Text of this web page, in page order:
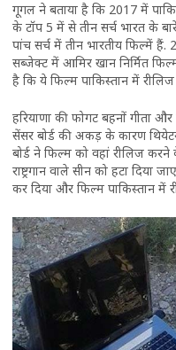
गूगल ने बताया है कि 2017 में
के टॉप 5 में से तीन सर्च भारत के
पांच सर्च में तीन भारतीय फिल्में हैं.
सब्जेक्ट में आमिर खान निर्मित
है कि ये फिल्म पाकिस्तान में रीलिज
हरियाणा की फोगट बहनों गीता
सेंसर बोर्ड की अकड़ के कारण
बोर्ड ने फिल्म को वहां रीलिज
राष्ट्रगान वाले सीन को हटा
कर दिया और फिल्म पाकिस्तान में